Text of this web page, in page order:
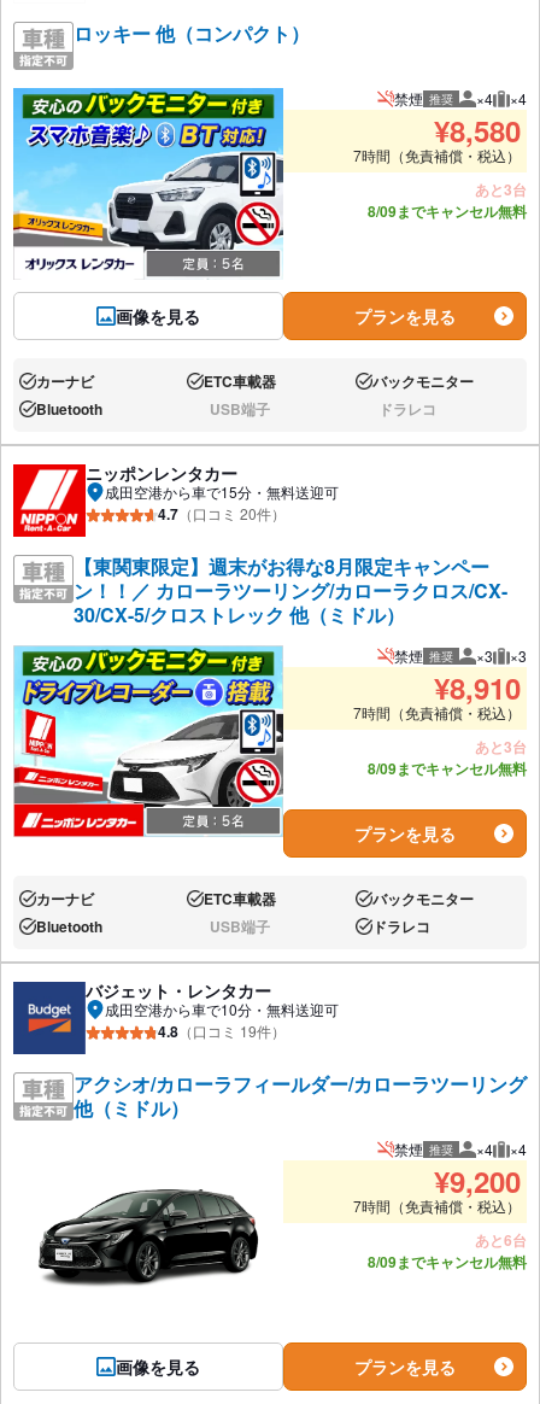
ロッキー 他（コンパクト）
画像を見る
禁煙 推奨 推奨人数
×4 推
×4
¥8,580
7時間（免責補償・税込）
あと3台
8/09までキャンセル無料
プランを見る
あり:カーナビ あり:ETC車載器 あり:バックモニター
あり:Bluetooth なし:USB端子 なし:ドラレコ
ニッポンレンタカー
成田空港から車で15分・無料送迎可
4.7 （口コミ 20件）
【東関東限定】週末がお得な8月限定キャンペー
ン！！／ カローラツーリング/カローラクロス/CX-
30/CX-5/クロストレック 他（ミドル）
禁煙 推奨 推奨人数
×3 推
×3
¥8,910
7時間（免責補償・税込）
あと3台
8/09までキャンセル無料
プランを見る
あり:カーナビ あり:ETC車載器 あり:バックモニター
あり:Bluetooth なし:USB端子 あり:ドラレコ
バジェット・レンタカー
成田空港から車で10分・無料送迎可
4.8 （口コミ 19件）
アクシオ/カローラフィールダー/カローラツーリング
他（ミドル）
画像を見る
禁煙 推奨 推奨人数
×4 推
×4
¥9,200
7時間（免責補償・税込）
あと6台
8/09までキャンセル無料
プランを見る